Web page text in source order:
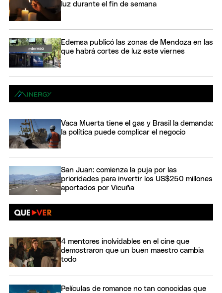
luz durante el fin de semana
Edemsa publicó las zonas de Mendoza en las
que habrá cortes de luz este viernes
Vaca Muerta tiene el gas y Brasil la demanda:
la política puede complicar el negocio
San Juan: comienza la puja por las
prioridades para invertir los US$250 millones
aportados por Vicuña
4 mentores inolvidables en el cine que
demostraron que un buen maestro cambia
todo
Películas de romance no tan conocidas que